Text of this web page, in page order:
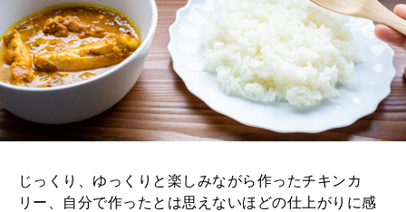
じっくり、ゆっくりと楽しみながら作ったチキンカ
リー、自分で作ったとは思えないほどの仕上がりに感